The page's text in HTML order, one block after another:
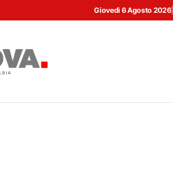
Giovedì 6 Agosto 2026